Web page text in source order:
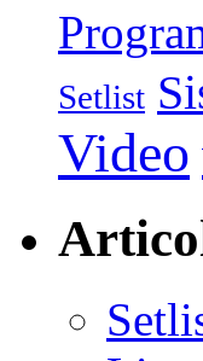
Setlist
Video